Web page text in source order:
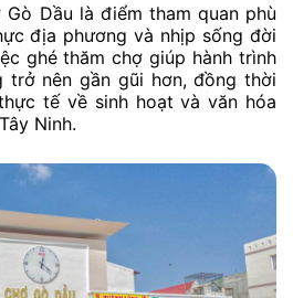
Dầu là điểm tham quan phù
địa phương và nhịp sống đời
ghé thăm chợ giúp hành trình
trở nên gần gũi hơn, đồng thời
tế về sinh hoạt và văn hóa
Ninh.